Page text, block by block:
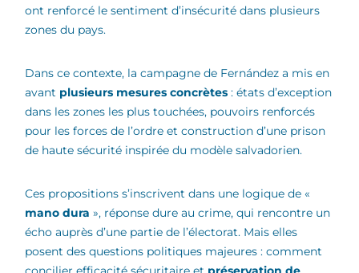
ont renforcé le sentiment d’insécurité dans plusieurs
zones du pays.
Dans ce contexte, la campagne de Fernández a mis en
avant plusieurs mesures concrètes : états d’exception
dans les zones les plus touchées, pouvoirs renforcés
pour les forces de l’ordre et construction d’une prison
de haute sécurité inspirée du modèle salvadorien.
Ces propositions s’inscrivent dans une logique de «
mano dura », réponse dure au crime, qui rencontre un
écho auprès d’une partie de l’électorat. Mais elles
posent des questions politiques majeures : comment